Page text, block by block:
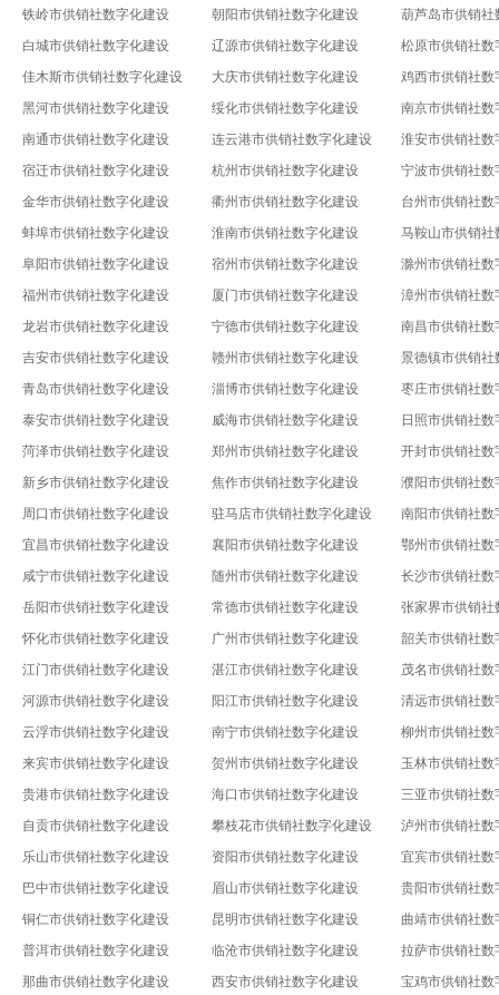
铁岭市供销社数字化建设
朝阳市供销社数字化建设
葫芦岛市供销社
白城市供销社数字化建设
辽源市供销社数字化建设
松原市供销社数
佳木斯市供销社数字化建设
大庆市供销社数字化建设
鸡西市供销社数
黑河市供销社数字化建设
绥化市供销社数字化建设
南京市供销社数
南通市供销社数字化建设
连云港市供销社数字化建设
淮安市供销社数
宿迁市供销社数字化建设
杭州市供销社数字化建设
宁波市供销社数
金华市供销社数字化建设
衢州市供销社数字化建设
台州市供销社数
蚌埠市供销社数字化建设
淮南市供销社数字化建设
马鞍山市供销社
阜阳市供销社数字化建设
宿州市供销社数字化建设
滁州市供销社数
福州市供销社数字化建设
厦门市供销社数字化建设
漳州市供销社数
龙岩市供销社数字化建设
宁德市供销社数字化建设
南昌市供销社数
吉安市供销社数字化建设
赣州市供销社数字化建设
景德镇市供销社
青岛市供销社数字化建设
淄博市供销社数字化建设
枣庄市供销社数
泰安市供销社数字化建设
威海市供销社数字化建设
日照市供销社数
菏泽市供销社数字化建设
郑州市供销社数字化建设
开封市供销社数
新乡市供销社数字化建设
焦作市供销社数字化建设
濮阳市供销社数
周口市供销社数字化建设
驻马店市供销社数字化建设
南阳市供销社数
宜昌市供销社数字化建设
襄阳市供销社数字化建设
鄂州市供销社数
咸宁市供销社数字化建设
随州市供销社数字化建设
长沙市供销社数
岳阳市供销社数字化建设
常德市供销社数字化建设
张家界市供销社
怀化市供销社数字化建设
广州市供销社数字化建设
韶关市供销社数
江门市供销社数字化建设
湛江市供销社数字化建设
茂名市供销社数
河源市供销社数字化建设
阳江市供销社数字化建设
清远市供销社数
云浮市供销社数字化建设
南宁市供销社数字化建设
柳州市供销社数
来宾市供销社数字化建设
贺州市供销社数字化建设
玉林市供销社数
贵港市供销社数字化建设
海口市供销社数字化建设
三亚市供销社数
自贡市供销社数字化建设
攀枝花市供销社数字化建设
泸州市供销社数
乐山市供销社数字化建设
资阳市供销社数字化建设
宜宾市供销社数
巴中市供销社数字化建设
眉山市供销社数字化建设
贵阳市供销社数
铜仁市供销社数字化建设
昆明市供销社数字化建设
曲靖市供销社数
普洱市供销社数字化建设
临沧市供销社数字化建设
拉萨市供销社数
那曲市供销社数字化建设
西安市供销社数字化建设
宝鸡市供销社数